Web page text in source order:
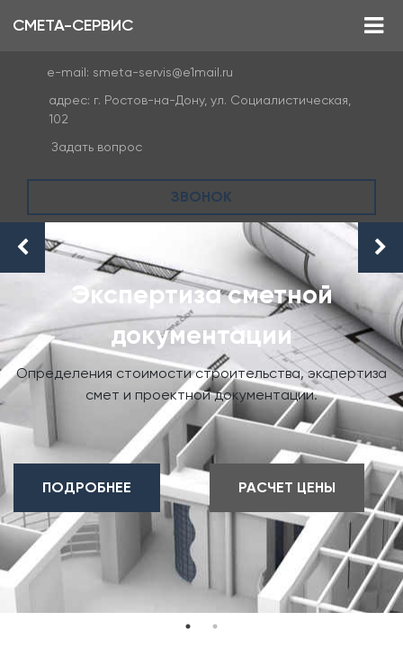
СМЕТА-СЕРВИС
e-mail: smeta-servis@e1mail.ru
адрес: г. Ростов-на-Дону, ул. Социалистическая,
102
Задать вопрос
ЗВОНОК
Проверка сметной
документации
Проверка достоверности сметной стоимости.
ПОДРОБНЕЕ РАСЧЕТ ЦЕНЫ